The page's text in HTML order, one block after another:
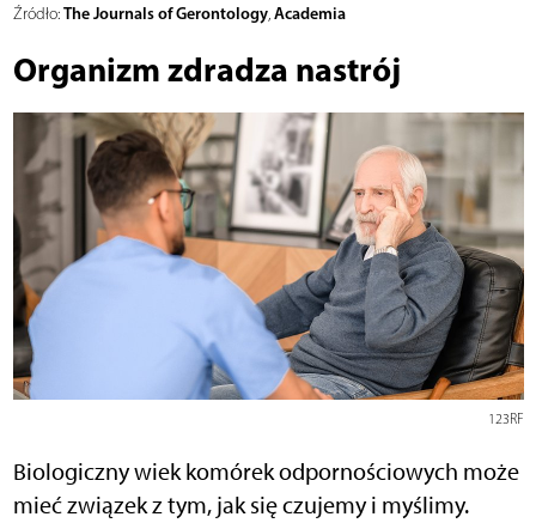
Źródło: The Journals of Gerontology,Academia
Organizm zdradza nastrój
123RF
Biologiczny wiek komórek odpornościowych może
mieć związek z tym, jak się czujemy i myślimy.